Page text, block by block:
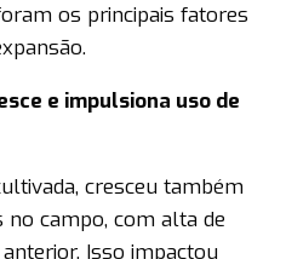
os principais fatores
e impulsiona uso de
cresceu também
no campo, com alta de
Isso impactou